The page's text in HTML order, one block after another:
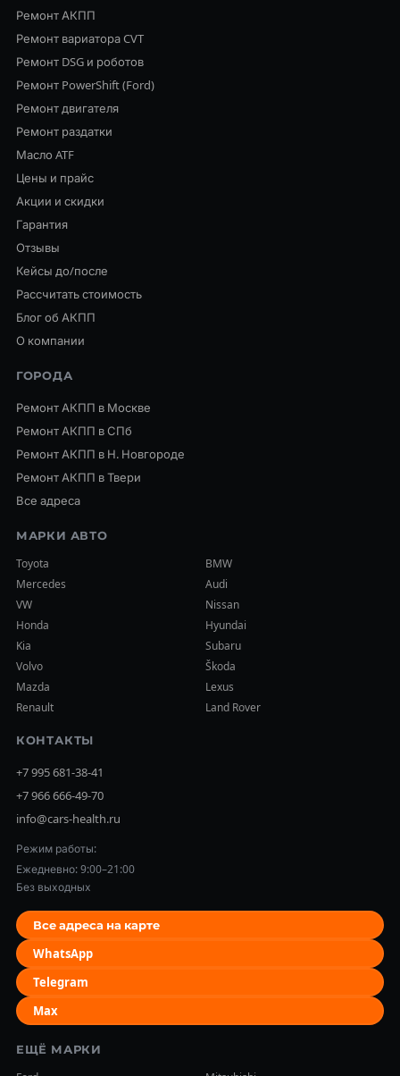
Ремонт АКПП
Ремонт вариатора CVT
Ремонт DSG и роботов
Ремонт PowerShift (Ford)
Ремонт двигателя
Ремонт раздатки
Масло ATF
Цены и прайс
Акции и скидки
Гарантия
Отзывы
Кейсы до/после
Рассчитать стоимость
Блог об АКПП
О компании
ГОРОДА
Ремонт АКПП в Москве
Ремонт АКПП в СПб
Ремонт АКПП в Н. Новгороде
Ремонт АКПП в Твери
Все адреса
МАРКИ АВТО
Toyota
BMW
Mercedes
Audi
VW
Nissan
Honda
Hyundai
Kia
Subaru
Volvo
Škoda
Mazda
Lexus
Renault
Land Rover
КОНТАКТЫ
+7 995 681-38-41
+7 966 666-49-70
info@cars-health.ru
Режим работы:
Ежедневно: 9:00–21:00
Без выходных
Все адреса на карте
WhatsApp
Telegram
Max
ЕЩЁ МАРКИ